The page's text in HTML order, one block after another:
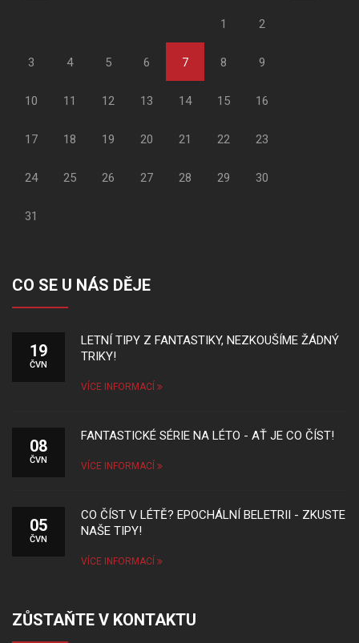
1 2
3 4 5 6 7 8 9
10 11 12 13 14 15 16
17 18 19 20 21 22 23
24 25 26 27 28 29 30
31
CO SE U NÁS DĚJE
19
ČVN
LETNÍ TIPY Z FANTASTIKY, NEZKOUŠÍME ŽÁDNÝ
TRIKY!
VÍCE INFORMACÍ
08
ČVN
FANTASTICKÉ SÉRIE NA LÉTO - AŤ JE CO ČÍST!
VÍCE INFORMACÍ
05
ČVN
CO ČÍST V LÉTĚ? EPOCHÁLNÍ BELETRII - ZKUSTE
NAŠE TIPY!
VÍCE INFORMACÍ
ZŮSTAŇTE V KONTAKTU